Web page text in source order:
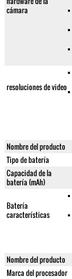
cámara
resoluciones de video
Nombre del producto
Tipo de batería
Capacidad de la
batería (mAh)
Batería
características
Nombre del producto
Marca del procesador